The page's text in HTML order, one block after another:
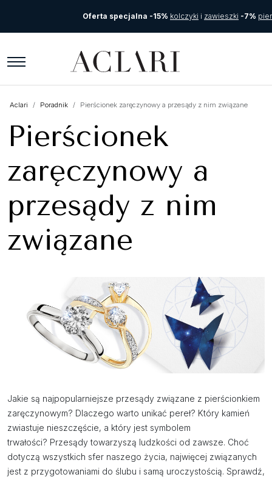
Oferta specjalna -15% kolczyki i zawieszki -7%
Aclari Poradnik Pierścionek zaręczynowy a przesądy z nim związane
Pierścionek
zaręczynowy a
przesądy z nim
związane
Jakie są najpopularniejsze przesądy związane z pierścionkiem
zaręczynowym? Dlaczego warto unikać pereł? Który kamień
zwiastuje nieszczęście, a który jest symbolem
trwałości? Przesądy towarzyszą ludzkości od zawsze. Choć
dotyczą wszystkich sfer naszego życia, najwięcej związanych
jest z przygotowaniami do ślubu i samą uroczystością. Sprawdź,